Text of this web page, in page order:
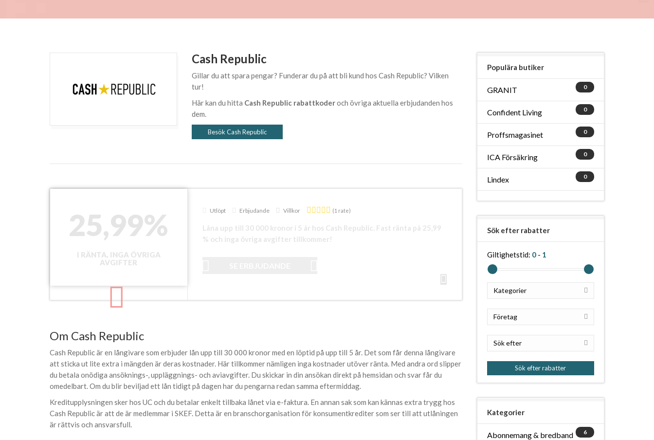
Cash Republic
Gillar du att spara pengar? Funderar du på att bli kund hos Cash Republic? Vilken
tur!
Här kan du hitta Cash Republic rabattkoderoch övriga aktuella erbjudanden hos
dem.
Besök Cash Republic
25,99%
I RÄNTA, INGA ÖVRIGA
AVGIFTER
Utlöpt Erbjudande Villkor (1 rate)
Låna upp till 30 000 kronor i 5 år hos Cash Republic. Fast ränta på 25,99
% och inga övriga avgifter tillkommer!
Om Cash Republic
Cash Republic är en långivare som erbjuder lån upp till 30 000 kronor med en löptid på upp till 5 år. Det som får denna långivare
att sticka ut lite extra i mängden är deras kostnader. Här tillkommer nämligen inga kostnader utöver ränta. Med andra ord slipper
du betala onödiga ansöknings-, uppläggnings- och aviavgifter. Du skickar in din ansökan direkt på hemsidan och svar får du
omedelbart. Om du blir beviljad ett lån tidigt på dagen har du pengarna redan samma eftermiddag.
Kreditupplysningen sker hos UC och du betalar enkelt tillbaka lånet via e-faktura. En annan sak som kan kännas extra trygg hos
Cash Republic är att de är medlemmar i SKEF. Detta är en branschorganisation för konsumentkrediter som ser till att utlåningen
är rättvis och ansvarsfull.
Populära butiker
0
GRANIT
0
Confident Living
0
Proffsmagasinet
0
ICA Försäkring
0
Lindex
Sök efter rabatter
Giltighetstid: 0- 1
Kategorier
Företag
Sök efter
Sök efter rabatter
Kategorier
6
Abonnemang & bredband